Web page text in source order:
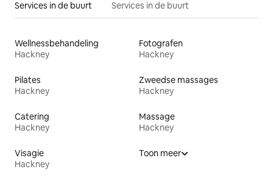
Services in de buurt Services in de buurt
Wellnessbehandeling
Hackney
Fotografen
Hackney
Pilates
Hackney
Zweedse massages
Hackney
Catering
Hackney
Massage
Hackney
Visagie
Hackney
Toon meer